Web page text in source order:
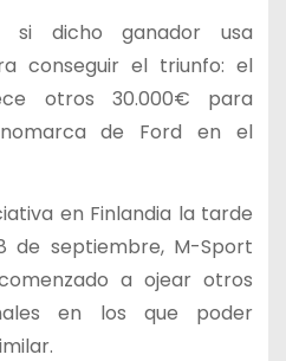
si dicho ganador usa
conseguir el triunfo: el
otros 30.000€ para
de Ford en el
en Finlandia la tarde
de septiembre, M-Sport
a ojear otros
en los que poder